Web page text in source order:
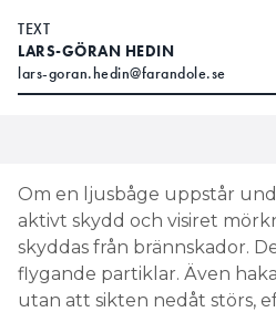
TEXT
LARS-GÖRAN HEDIN
lars-goran.hedin@farandole.se
Om en ljusbåge uppstår
aktivt skydd och visiret
skyddas från brännskador.
flygande partiklar. Även
utan att sikten nedåt störs,